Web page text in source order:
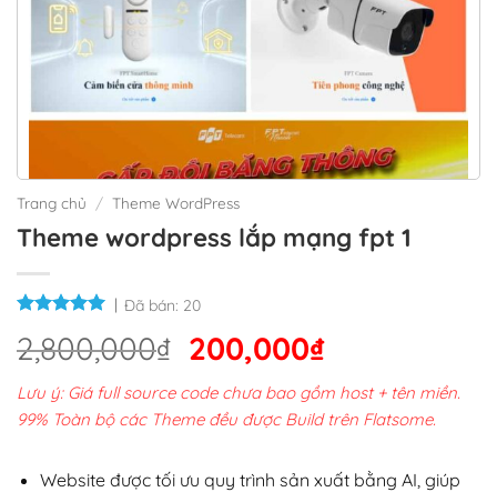
Trang chủ / Theme WordPress
Theme wordpress lắp mạng fpt 1
Đã bán: 20
2,800,000₫ Giá
gốc
là:
2,800,000₫.
200,000₫Giá
hiện
tại
200,000₫.
Lưu ý: Giá full source code chưa bao gồm host + tên miền.
99% Toàn bộ các Theme đều được Build trên Flatsome.
Website được tối ưu quy trình sản xuất bằng AI, giúp